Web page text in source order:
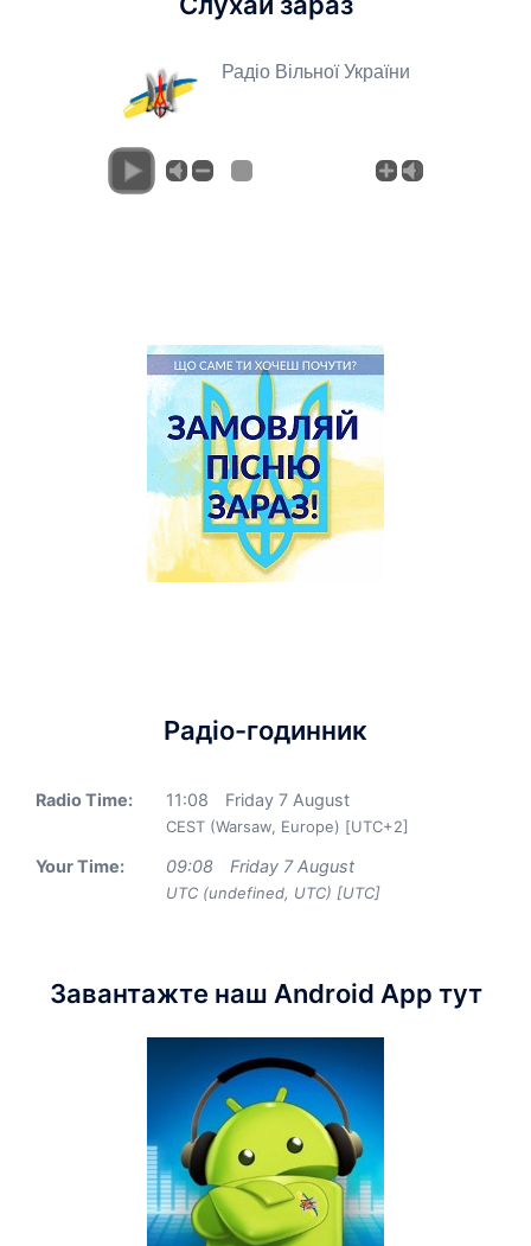
Радіо Вільної України
Радіо-годинник
Radio Time: 11:08 Friday 7 August
CEST (Warsaw, Europe) [UTC+2]
Your Time: 09:08 Friday 7 August
UTC (undefined, UTC) [UTC]
Завантажте наш Android App тут